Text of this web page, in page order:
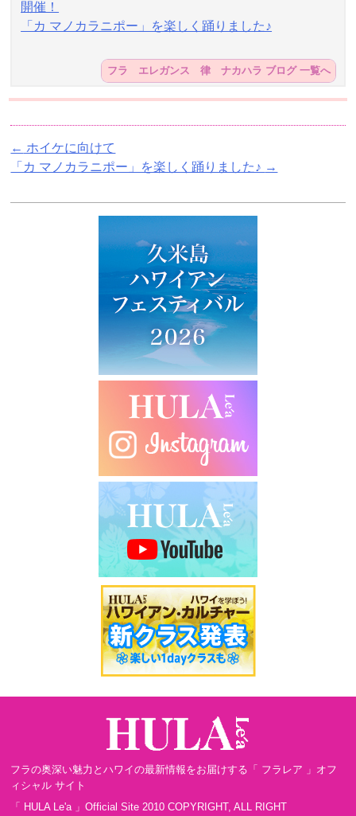
開催！
「カ マノカラニポー」を楽しく踊りました♪
フラ エレガンス 律 ナカハラ ブログ 一覧へ
← ホイケに向けて
「カ マノカラニポー」を楽しく踊りました♪ →
フラの奥深い魅力とハワイの最新情報をお届けする「 フラレア 」オフ
ィシャル サイト
「 HULA Le'a 」Official Site 2010 COPYRIGHT, ALL RIGHT